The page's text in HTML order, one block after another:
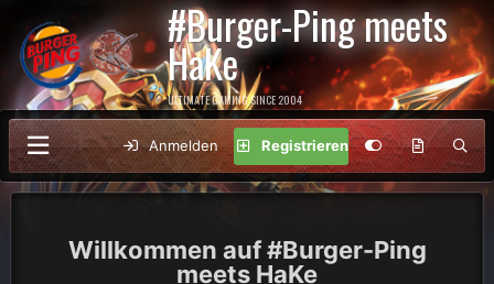
#Burger-Ping meets
HaKe
ULTIMATE GAMING SINCE 2004
Anmelden Registrieren
#Burger-Ping
meets HaKe